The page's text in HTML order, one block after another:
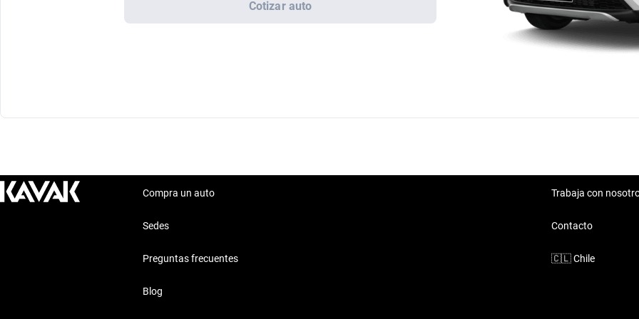
Cotizar auto
Compra un auto
Sedes
Preguntas frecuentes
Blog
Trabaja con
Contacto
🇨🇱Chile